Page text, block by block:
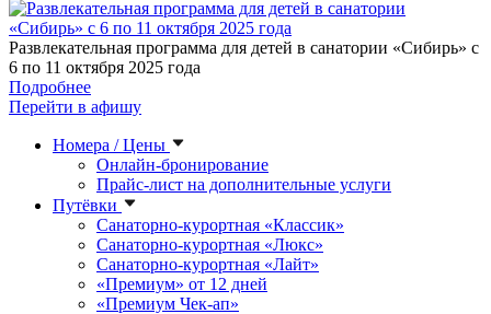
Развлекательная программа для детей в санатории «Сибирь» с
6 по 11 октября 2025 года
Подробнее
Перейти в афишу
Номера / Цены
Онлайн-бронирование
Прайс-лист на дополнительные услуги
Путёвки
Санаторно-курортная «Классик»
Санаторно-курортная «Люкс»
Санаторно-курортная «Лайт»
«Премиум» от 12 дней
«Премиум Чек-ап»